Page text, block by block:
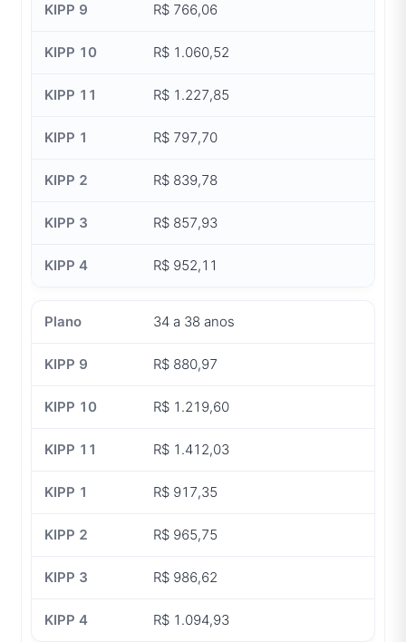
R$ 766,06
R$ 1.060,52
R$ 1.227,85
R$ 797,70
R$ 839,78
R$ 857,93
R$ 952,11
34 a 38 anos
R$ 880,97
R$ 1.219,60
R$ 1.412,03
R$ 917,35
R$ 965,75
R$ 986,62
R$ 1.094,93